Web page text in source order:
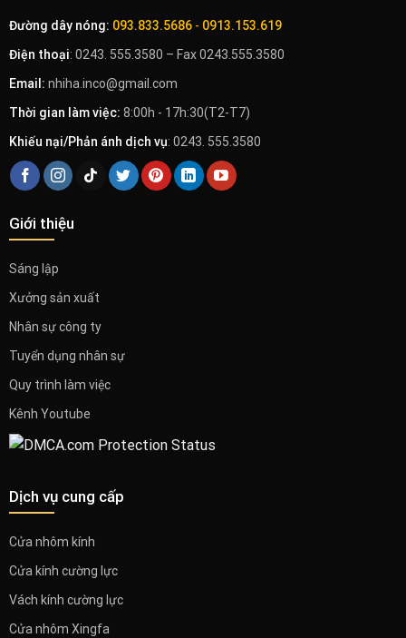
Đường dây nóng: 093.833.5686- 0913.153.619
Điện thoại: 0243. 555.3580 – Fax 0243.555.3580
Email: nhiha.inco@gmail.com
Thời gian làm việc: 8:00h - 17h:30(T2-T7)
Khiếu nại/Phản ánh dịch vụ: 0243. 555.3580
Giới thiệu
Sáng lập
Xưởng sản xuất
Nhân sự công ty
Tuyển dụng nhân sự
Quy trình làm việc
Kênh Youtube
Dịch vụ cung cấp
Cửa nhôm kính
Cửa kính cường lực
Vách kính cường lực
Cửa nhôm Xingfa